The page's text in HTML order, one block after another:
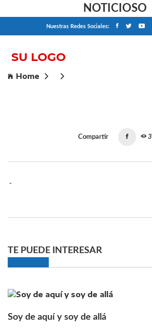
NOTICIOSO
Nuestras Redes Sociales:
Home
Compartir 3
-
TE PUEDE INTERESAR
Soy de aquí y soy de allá